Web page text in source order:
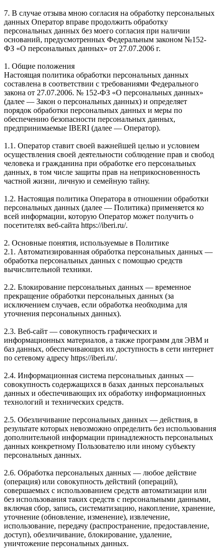
7. В случае отзыва мною согласия на обработку персональных
данных Оператор вправе продолжить обработку
персональных данных без моего согласия при наличии
оснований, предусмотренных Федеральным законом №152-
ФЗ «О персональных данных» от 27.07.2006 г.
1. Общие положения
Настоящая политика обработки персональных данных
составлена в соответствии с требованиями Федерального
закона от 27.07.2006. № 152-ФЗ «О персональных данных»
(далее — Закон о персональных данных) и определяет
порядок обработки персональных данных и меры по
обеспечению безопасности персональных данных,
предпринимаемые IBERI (далее — Оператор).
1.1. Оператор ставит своей важнейшей целью и условием
осуществления своей деятельности соблюдение прав и свобод
человека и гражданина при обработке его персональных
данных, в том числе защиты прав на неприкосновенность
частной жизни, личную и семейную тайну.
1.2. Настоящая политика Оператора в отношении обработки
персональных данных (далее — Политика) применяется ко
всей информации, которую Оператор может получить о
посетителях веб-сайта https://iberi.ru/.
2. Основные понятия, используемые в Политике
2.1. Автоматизированная обработка персональных данных —
обработка персональных данных с помощью средств
вычислительной техники.
2.2. Блокирование персональных данных — временное
прекращение обработки персональных данных (за
исключением случаев, если обработка необходима для
уточнения персональных данных).
2.3. Веб-сайт — совокупность графических и
информационных материалов, а также программ для ЭВМ и
баз данных, обеспечивающих их доступность в сети интернет
по сетевому адресу https://iberi.ru/.
2.4. Информационная система персональных данных —
совокупность содержащихся в базах данных персональных
данных и обеспечивающих их обработку информационных
технологий и технических средств.
2.5. Обезличивание персональных данных — действия, в
результате которых невозможно определить без использования
дополнительной информации принадлежность персональных
данных конкретному Пользователю или иному субъекту
персональных данных.
2.6. Обработка персональных данных — любое действие
(операция) или совокупность действий (операций),
совершаемых с использованием средств автоматизации или
без использования таких средств с персональными данными,
включая сбор, запись, систематизацию, накопление, хранение,
уточнение (обновление, изменение), извлечение,
использование, передачу (распространение, предоставление,
доступ), обезличивание, блокирование, удаление,
уничтожение персональных данных.